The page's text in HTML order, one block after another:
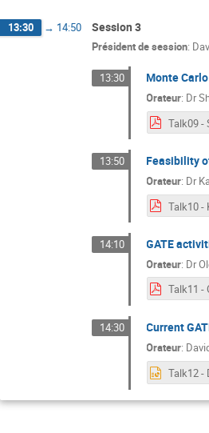
13:30 → 14:50 Session 3
Président de session:
13:30 Monte
Orateur: Dr
13:50 Feasibility
Orateur: Dr
14:10 GATE
Orateur: Dr
14:30 Current
Orateur: